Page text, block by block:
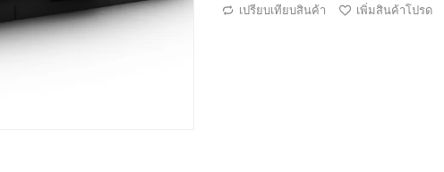
เปรียบเทียบสินค้า เพิ่มสินค้าโปรด